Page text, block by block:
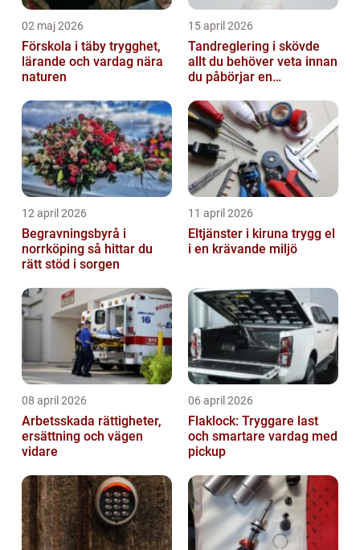
02 maj 2026
Förskola i täby trygghet,
lärande och vardag nära
naturen
15 april 2026
Tandreglering i skövde
allt du behöver veta innan
du påbörjar en
12 april 2026
Begravningsbyrå i
norrköping så hittar du
rätt stöd i sorgen
11 april 2026
Eltjänster i kiruna trygg el
i en krävande miljö
08 april 2026
Arbetsskada rättigheter,
ersättning och vägen
vidare
06 april 2026
Flaklock: Tryggare last
och smartare vardag med
pickup